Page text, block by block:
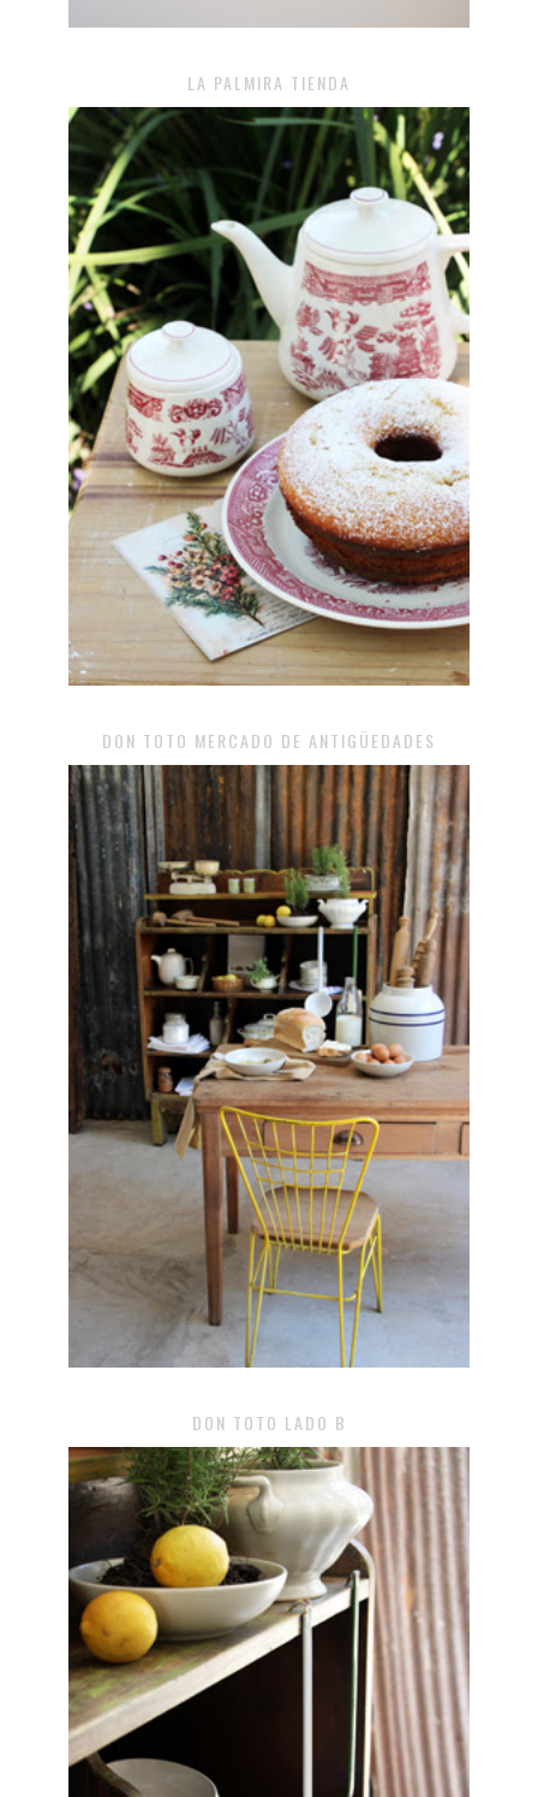
LA PALMIRA TIENDA
DON TOTO MERCADO DE ANTIGÜEDADES
DON TOTO LADO B